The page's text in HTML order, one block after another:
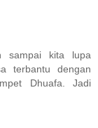
sampai kita lupa
terbantu dengan
Dhuafa. Jadi